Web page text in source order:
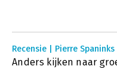
Recensie | Pierre Spaninks
Anders kijken naar